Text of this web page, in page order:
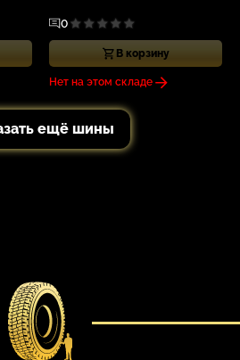
0
В корзину
Нет на этом складе
ещё шины